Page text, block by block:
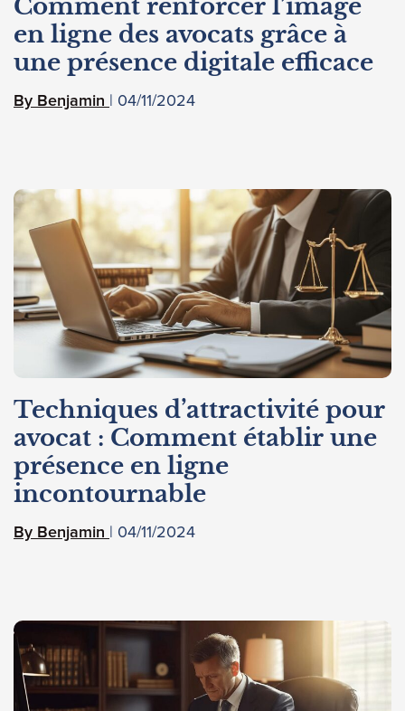
Comment renforcer l’image
en ligne des avocats grâce à
une présence digitale efficace
Benjamin 04/11/2024
Techniques d’attractivité pour
avocat : Comment établir une
présence en ligne
incontournable
Benjamin 04/11/2024